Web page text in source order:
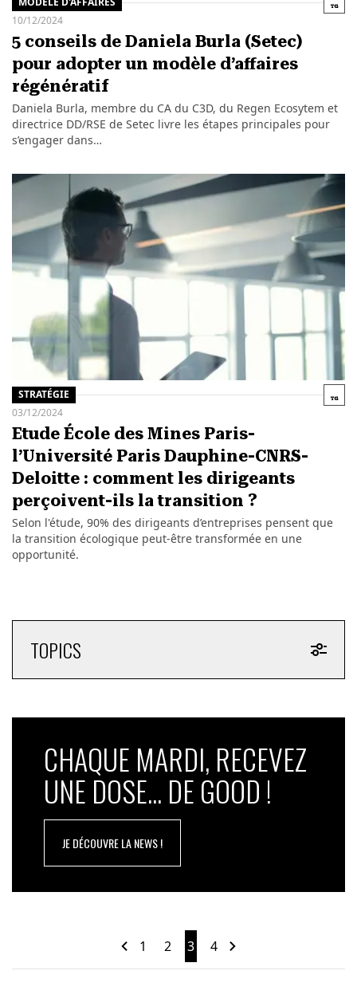
10/12/2024
5 conseils de Daniela Burla (Setec)
pour adopter un modèle d’affaires
régénératif
Daniela Burla, membre du CA du C3D, du Regen Ecosytem et
directrice DD/RSE de Setec livre les étapes principales pour
s’engager dans…
STRATÉGIE
03/12/2024
Etude École des Mines Paris-
l’Université Paris Dauphine-CNRS-
Deloitte : comment les dirigeants
perçoivent-ils la transition ?
Selon l'étude, 90% des dirigeants d’entreprises pensent que
la transition écologique peut-être transformée en une
opportunité.
TOPICS
CHAQUE MARDI, RECEVEZ
UNE DOSE... DE GOOD !
JE DÉCOUVRE LA NEWS !
1 2 3 4